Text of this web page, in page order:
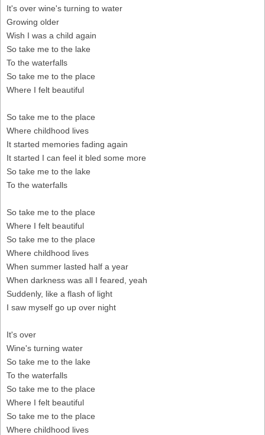
It's over wine's turning to water
Growing older
Wish I was a child again
So take me to the lake
To the waterfalls
So take me to the place
Where I felt beautiful
So take me to the place
Where childhood lives
It started memories fading again
It started I can feel it bled some more
So take me to the lake
To the waterfalls
So take me to the place
Whеre I felt beautiful
So takе me to the place
Where childhood lives
When summer lasted half a year
When darkness was all I feared, yeah
Suddenly, like a flash of light
I saw myself go up over night
It's over
Wine's turning water
So take me to the lake
To the waterfalls
So take me to the place
Where I felt beautiful
So take me to the place
Where childhood lives